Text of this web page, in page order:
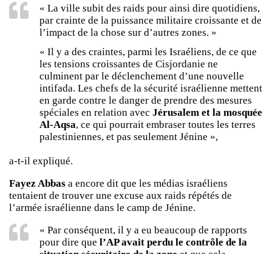
« La ville subit des raids pour ainsi dire quotidiens,
par crainte de la puissance militaire croissante et de
l’impact de la chose sur d’autres zones. »
« Il y a des craintes, parmi les Israéliens, de ce que
les tensions croissantes de Cisjordanie ne
culminent par le déclenchement d’une nouvelle
intifada. Les chefs de la sécurité israélienne mettent
en garde contre le danger de prendre des mesures
spéciales en relation avec Jérusalem et la mosquée
Al-Aqsa, ce qui pourrait embraser toutes les terres
palestiniennes, et pas seulement Jénine »,
a-t-il expliqué.
Fayez Abbas a encore dit que les médias israéliens
tentaient de trouver une excuse aux raids répétés de
l’armée israélienne dans le camp de Jénine.
« Par conséquent, il y a eu beaucoup de rapports
pour dire que l’AP avait perdu le contrôle de la